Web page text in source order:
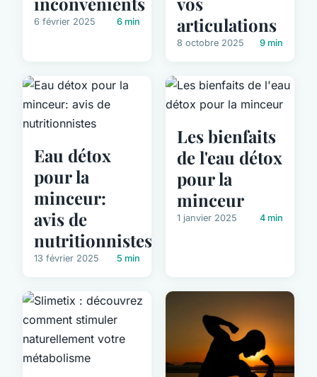
6 février 2025 6 min
articulations
8 octobre 2025 9 min
Eau détox
pour la
minceur:
avis de
nutritionnistes
13 février 2025 5 min
Les bienfaits
de l'eau détox
pour la
minceur
1 janvier 2025 4 min